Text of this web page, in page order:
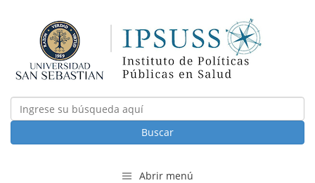
Buscar
Abrir menú